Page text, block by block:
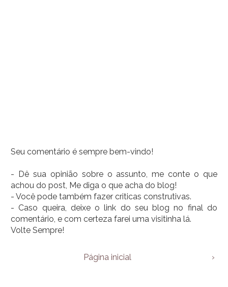
Seu comentário é sempre bem-vindo!
- Dê sua opinião sobre o assunto, me conte o que
achou do post, Me diga o que acha do blog!
- Você pode também fazer criticas construtivas.
- Caso queira, deixe o link do seu blog no final do
comentário, e com certeza farei uma visitinha lá.
Volte Sempre!
›
Página inicial